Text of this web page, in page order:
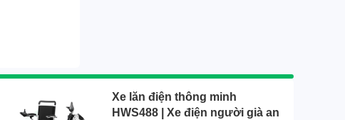
Xe lăn điện thông minh
HWS488 | Xe điện người già an